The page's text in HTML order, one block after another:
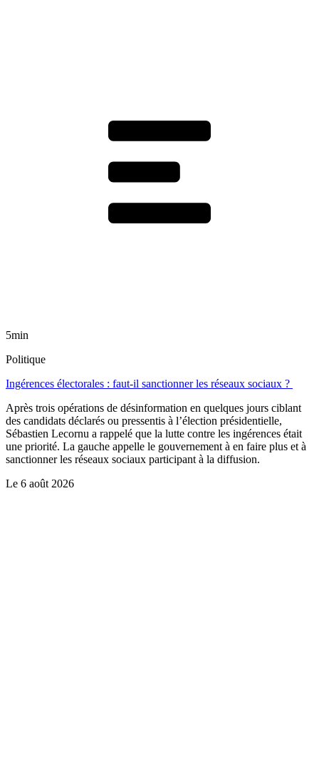
5min
Politique
Ingérences électorales : faut-il sanctionner les réseaux sociaux ?
Après trois opérations de désinformation en quelques jours ciblant
des candidats déclarés ou pressentis à l’élection présidentielle,
Sébastien Lecornu a rappelé que la lutte contre les ingérences était
une priorité. La gauche appelle le gouvernement à en faire plus et à
sanctionner les réseaux sociaux participant à la diffusion.
Le 6 août 2026